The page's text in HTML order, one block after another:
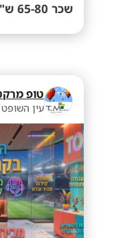
שכר 65-80 ש"ח
עין השופט